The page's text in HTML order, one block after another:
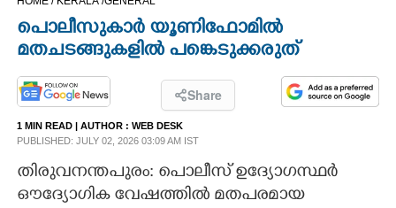
CINEMA
OPINION
PHOTOS
പൊലീസുകാർ യൂണിഫോമിൽ
മതചടങ്ങുകളിൽ പങ്കെടുക്കരുത്
Share
1 MIN READ | AUTHOR : WEB DESK
PUBLISHED: JULY 02, 2026 03:09 AM IST
തിരുവനന്തപുരം: പൊലീസ് ഉദ്യോ​ഗസ്ഥർ
ഔദ്യോ​ഗിക വേഷത്തിൽ മതപരമായ